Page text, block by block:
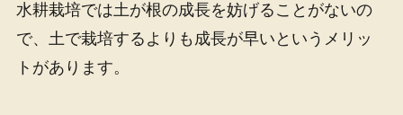
水耕栽培では土が根の成長を妨げることがないの
で、土で栽培するよりも成長が早いというメリッ
トがあります。